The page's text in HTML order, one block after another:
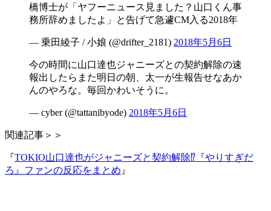
橋博士が「ヤフーニュース見ました？山口くん事
務所辞めましたよ」と告げて急遽CM入る2018年
— 乗田綾子 / 小娘 (@drifter_2181) 2018年5月6日
今の時間に山口達也ジャニーズとの契約解除の速
報出したらまた明日の朝、太一が生報告せなあか
んのやろな。毎回かわいそうに。
— cyber (@tattanibyode) 2018年5月6日
関連記事＞＞
『TOKIO山口達也がジャニーズと契約解除⁉『やりすぎだ
ろ』ファンの反応をまとめ 』